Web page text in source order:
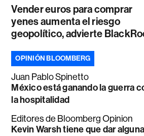
Vender euros para comprar
yenes aumenta el riesgo
geopolítico, advierte
OPINIÓN BLOOMBERG
Juan Pablo Spinetto
México está ganando la guerra
la hospitalidad
Editores de Bloomberg Opinion
Kevin Warsh tiene que dar